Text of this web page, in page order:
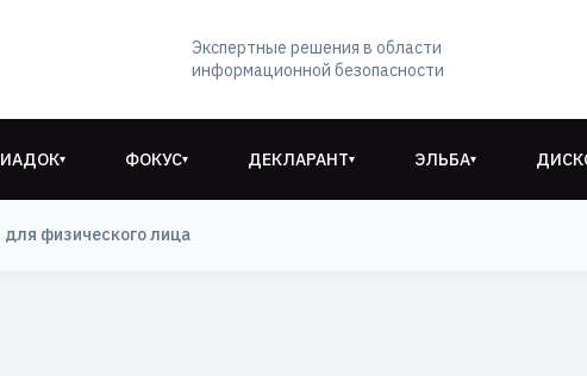
Экспертные решения в области
информационной безопасности
▾ ФОКУС▾ ДЕКЛАРАНТ▾ ЭЛЬБА▾
физического лица